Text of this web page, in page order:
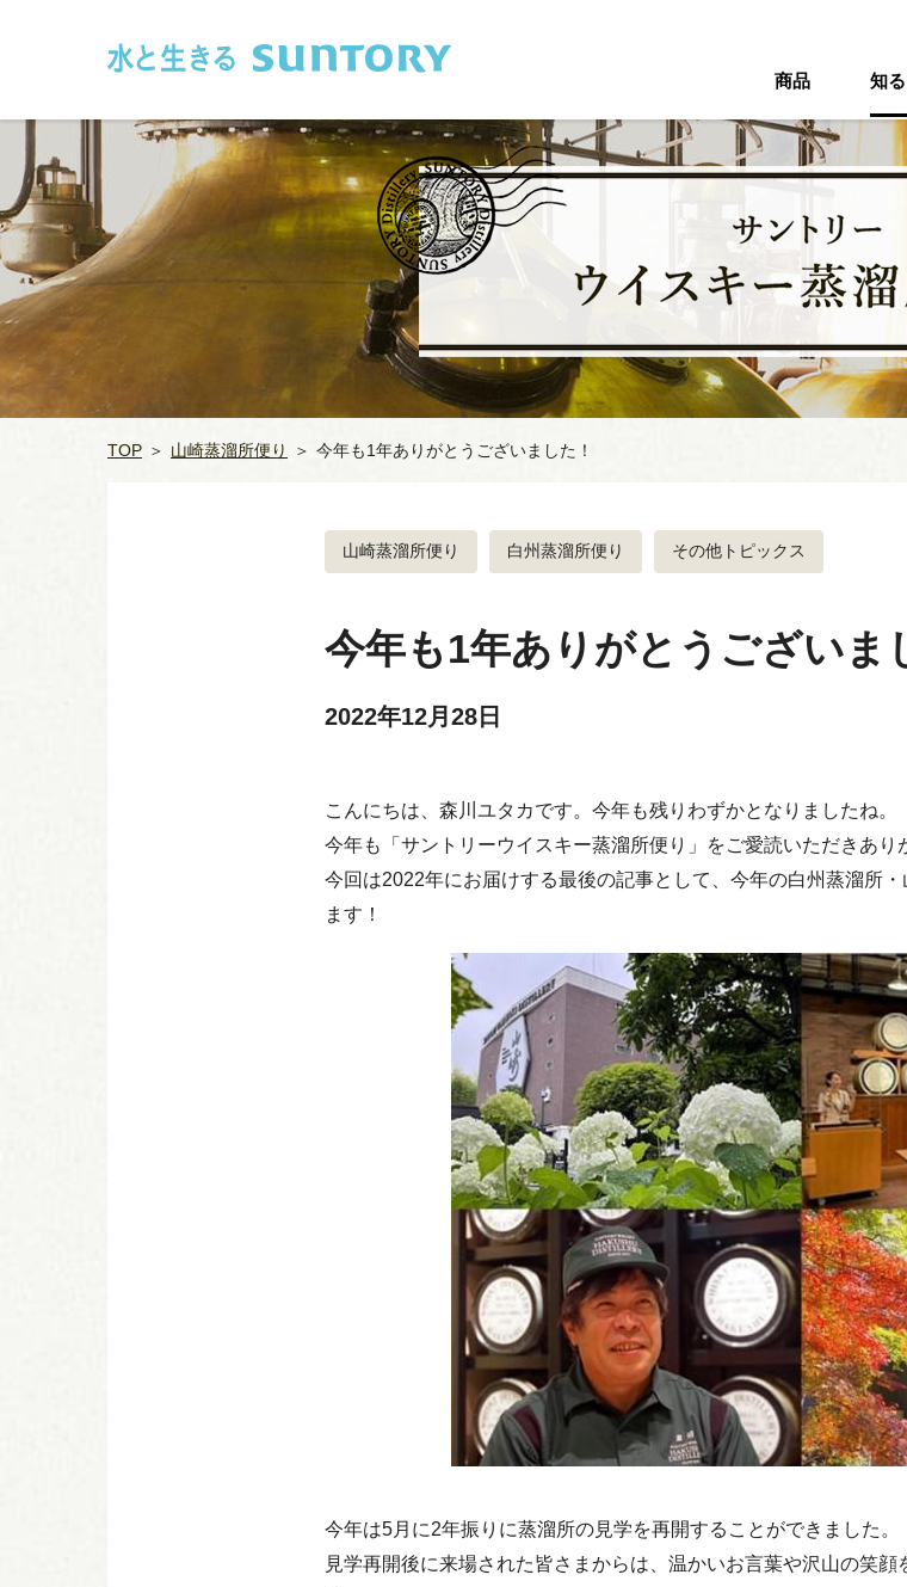
商品 知
TOP ＞ 山崎蒸溜所便り ＞ 今年も1年ありがとうございました！
山崎蒸溜所便り 白州蒸溜所便り その他トピックス
今年も1年ありがとうございま
2022年12月28日
こんにちは、森川ユタカです。今年も残りわずかとなりましたね。
今年も「サントリーウイスキー蒸溜所便り」をご愛読いただきあり
今回は2022年にお届けする最後の記事として、今年の白州蒸溜所
ます！
今年は5月に2年振りに蒸溜所の見学を再開することができました。
見学再開後に来場された皆さまからは、温かいお言葉や沢山の笑